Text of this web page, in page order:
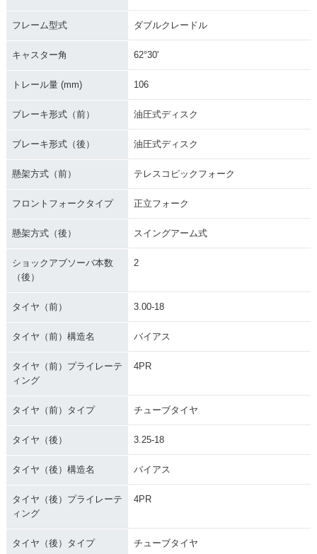
フレーム型式 ダブルクレードル
キャスター角 62°30'
トレール量 (mm) 106
ブレーキ形式（前） 油圧式ディスク
ブレーキ形式（後） 油圧式ディスク
懸架方式（前） テレスコピックフォーク
フロントフォークタイプ 正立フォーク
懸架方式（後） スイングアーム式
ショックアブソーバ本数
（後）
2
タイヤ（前） 3.00-18
タイヤ（前）構造名 バイアス
タイヤ（前）プライレーテ
ィング
4PR
タイヤ（前）タイプ チューブタイヤ
タイヤ（後） 3.25-18
タイヤ（後）構造名 バイアス
タイヤ（後）プライレーテ
ィング
4PR
タイヤ（後）タイプ チューブタイヤ